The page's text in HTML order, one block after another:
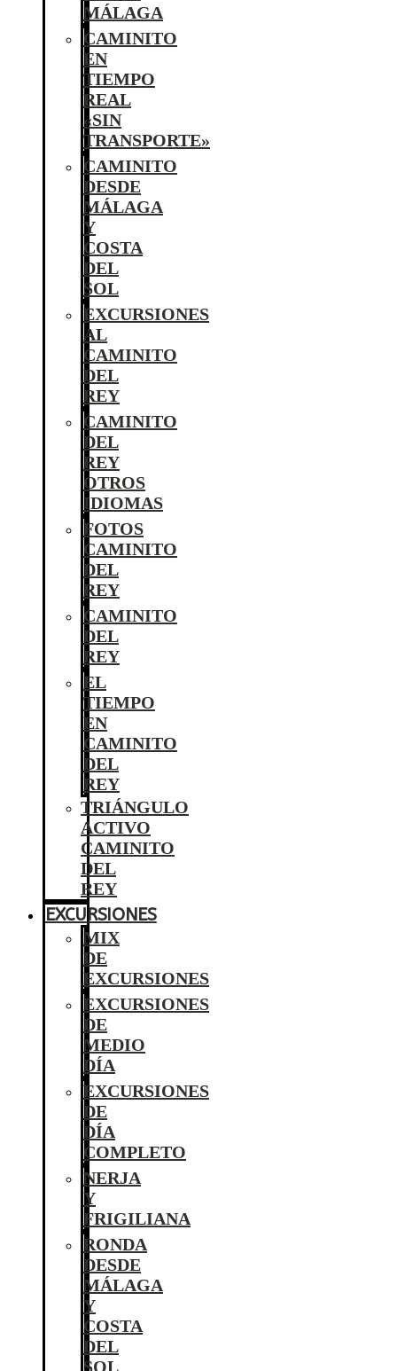
MÁLAGA
CAMINITO
EN
TIEMPO
REAL
«SIN
TRANSPORTE»
CAMINITO
DESDE
MÁLAGA
Y
COSTA
DEL
SOL
EXCURSIONES
AL
CAMINITO
DEL
REY
CAMINITO
DEL
REY
OTROS
IDIOMAS
FOTOS
CAMINITO
DEL
REY
CAMINITO
DEL
REY
EL
TIEMPO
EN
CAMINITO
DEL
REY
TRIÁNGULO
ACTIVO
CAMINITO
DEL
REY
EXCURSIONES
MIX
DE
EXCURSIONES
EXCURSIONES
DE
MEDIO
DÍA
EXCURSIONES
DE
DÍA
COMPLETO
NERJA
Y
FRIGILIANA
RONDA
DESDE
MÁLAGA
Y
COSTA
DEL
SOL